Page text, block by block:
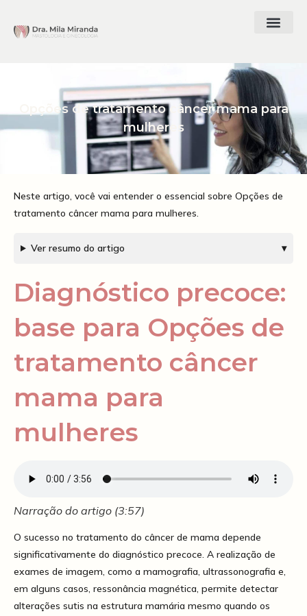
Opções de tratamento câncer mama para
mulheres
Neste artigo, você vai entender o essencial sobre Opções de
tratamento câncer mama para mulheres.
Ver resumo do artigo ▾
Diagnóstico precoce:
base para Opções de
tratamento câncer
mama para
mulheres
Narração do artigo (3:57)
O sucesso no tratamento do câncer de mama depende
significativamente do diagnóstico precoce. A realização de
exames de imagem, como a mamografia, ultrassonografia e,
em alguns casos, ressonância magnética, permite detectar
alterações sutis na estrutura mamária mesmo quando os